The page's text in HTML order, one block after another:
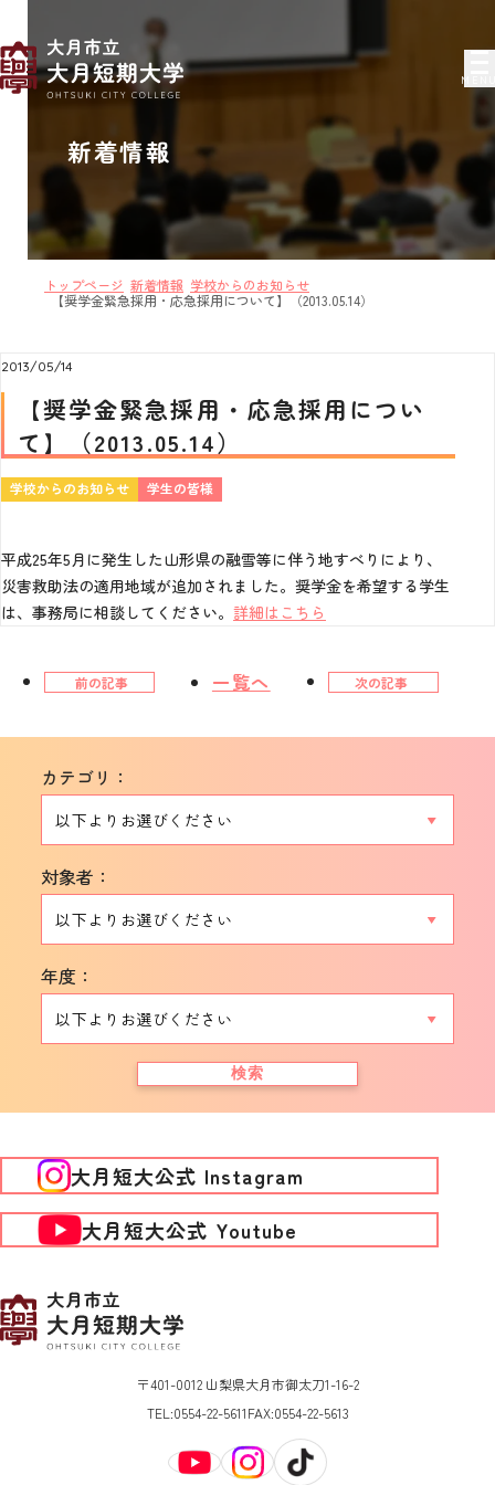
新着情報
トップページ 新着情報 学校からのお知らせ
【奨学金緊急採用・応急採用について】（2013.05.14）
2013/05/14
【奨学金緊急採用・応急採用につい
て】（2013.05.14）
学校からのお知らせ 学生の皆様
平成25年5月に発生した山形県の融雪等に伴う地すべりにより、
災害救助法の適用地域が追加されました。奨学金を希望する学生
は、事務局に相談してください。 詳細はこちら
前の記事 一覧へ 次の記事
カテゴリ：
対象者：
年度：
検索
大月短大公式 Instagram
大月短大公式 Youtube
〒401-0012 山梨県大月市御太刀1-16-2
TEL:0554-22-5611FAX:0554-22-5613